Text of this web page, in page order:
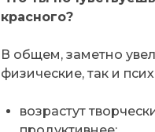
красного?
В общем, заметно
физические, так и
возрастут